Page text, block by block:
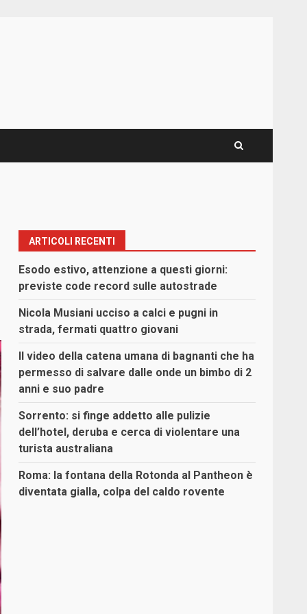
ARTICOLI RECENTI
Esodo estivo, attenzione a questi giorni:
previste code record sulle autostrade
Nicola Musiani ucciso a calci e pugni in
strada, fermati quattro giovani
Il video della catena umana di bagnanti che ha
permesso di salvare dalle onde un bimbo di 2
anni e suo padre
Sorrento: si finge addetto alle pulizie
dell’hotel, deruba e cerca di violentare una
turista australiana
Roma: la fontana della Rotonda al Pantheon è
diventata gialla, colpa del caldo rovente